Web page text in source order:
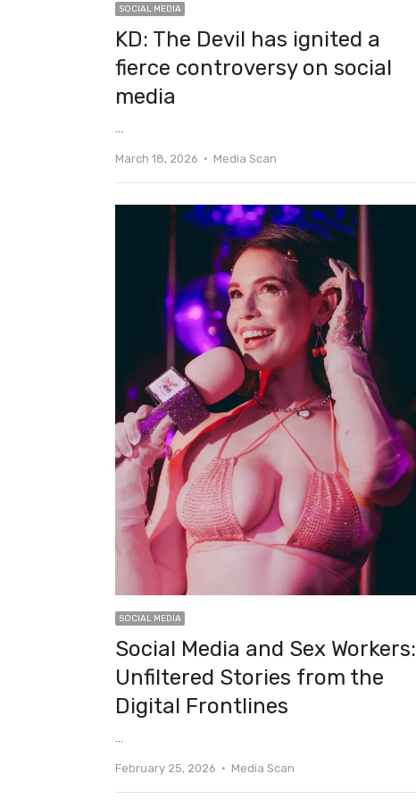
SOCIAL MEDIA
KD: The Devil has ignited a
fierce controversy on social
media
March 18, 2026 Author
Media Scan
SOCIAL MEDIA
Social Media and Sex Workers:
Unfiltered Stories from the
Digital Frontlines
…
February 25, 2026 Author
Media Scan